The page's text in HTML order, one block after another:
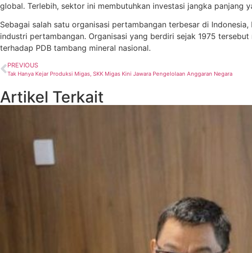
global. Terlebih, sektor ini membutuhkan investasi jangka panjang
Sebagai salah satu organisasi pertambangan terbesar di
industri pertambangan. Organisasi yang berdiri sejak 1975
terhadap PDB tambang mineral nasional.
PREVIOUS
Tak Hanya Kejar Produksi Migas, SKK Migas Kini Jawara Pengelolaan Anggaran Negara
Artikel Terkait